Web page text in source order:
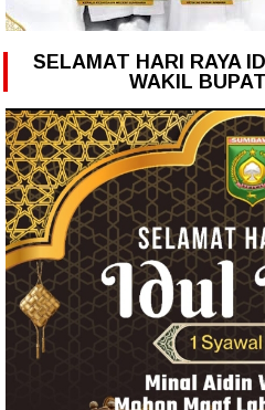
SELAMAT HARI RAYA
WAKIL